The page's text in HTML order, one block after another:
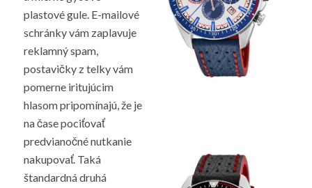
plastové gule. E-mailové
schránky vám zaplavuje
reklamný spam,
postavičky z telky vám
pomerne iritujúcim
hlasom pripomínajú, že je
na čase pociťovať
predvianočné nutkanie
nakupovať. Taká
štandardná druhá